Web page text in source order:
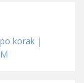
korak |